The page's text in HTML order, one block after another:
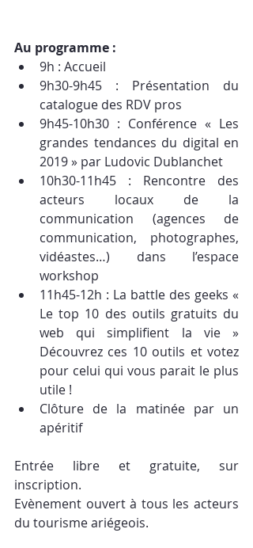
Au programme :
9h : Accueil
9h30-9h45 : Présentation du
catalogue des RDV pros
9h45-10h30 : Conférence « Les
grandes tendances du digital en
2019 » par Ludovic Dublanchet
10h30-11h45 : Rencontre des
acteurs locaux de la
communication (agences de
communication, photographes,
vidéastes…) dans l’espace
workshop
11h45-12h : La battle des geeks «
Le top 10 des outils gratuits du
web qui simplifient la vie »
Découvrez ces 10 outils et votez
pour celui qui vous parait le plus
utile !
Clôture de la matinée par un
apéritif
Entrée libre et gratuite, sur
inscription.
Evènement ouvert à tous les acteurs
du tourisme ariégeois.